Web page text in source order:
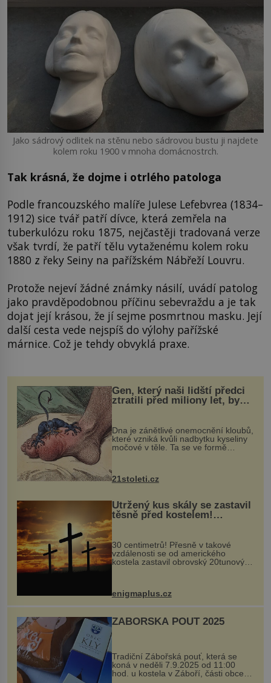
Jako sádrový odlitek na stěnu nebo sádrovou bustu ji najdete
kolem roku 1900 v mnoha domácnostrch.
Tak krásná, že dojme i otrlého patologa
Podle francouzského malíře Julese Lefebvrea (1834–
1912) sice tvář patří dívce, která zemřela na
tuberkulózu roku 1875, nejčastěji tradovaná verze
však tvrdí, že patří tělu vytaženému kolem roku
1880 z řeky Seiny na pařížském Nábřeží Louvru.
Protože nejeví žádné známky násilí, uvádí patolog
jako pravděpodobnou příčinu sebevraždu a je tak
dojat její krásou, že jí sejme posmrtnou masku. Její
další cesta vede nejspíš do výlohy pařížské
márnice. Což je tehdy obvyklá praxe.
Gen, který naši lidští předci
ztratili před miliony let, by
mohl pomoci s léčbou
„nemoci králů“
Dna je zánětlivé onemocnění kloubů,
které vzniká kvůli nadbytku kyseliny
močové v těle. Ta se ve formě
nohou, a způsobuje bole...
21stoleti.cz
Utržený kus skály se zastavil
těsně před kostelem!
Ochránila ho boží síla?
30 centimetrů! Přesně v takové
vzdálenosti se od amerického
kostela zastavil obrovský 20tunový
...
enigmaplus.cz
ZÁBOŘSKÁ POUŤ 2025
Tradiční Zábořská pouť, která se
koná v neděli 7.9.2025 od 11:00
hod. u kostela v Záboří, části obce